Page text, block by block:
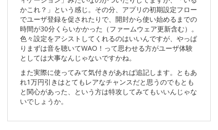
かこれ？」という感じ。その分、アプリの初期設定フロー
でユーザ登録を促されたりで、開封から使い始めるまでの
時間が30分くらいかかった（ファームウェア更新含む）。
色々設定をアシストしてくれるのはいいんですが、やっぱ
りまずは音を聴いてWAO！って思わせる方がユーザ体験
としては大事なんじゃないですかね。
また実際に使ってみて気付きがあれば追記します。ともあ
れ1万円引きはとてもレアなチャンスだと思うのでもとも
と関心があった、という方は特攻してみてもいいんじゃな
いでしょうか。